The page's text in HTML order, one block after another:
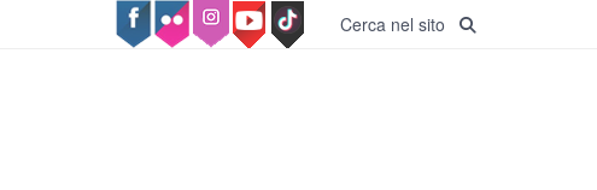
Cerca nel sito